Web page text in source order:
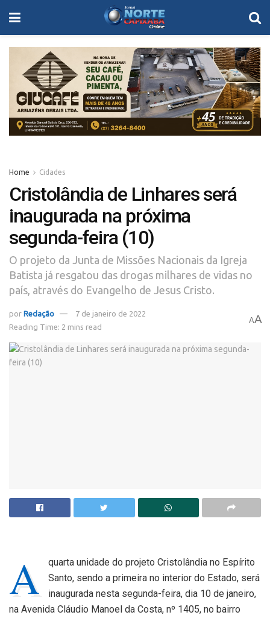
Home Cidades
Cristolândia de Linhares será
inaugurada na próxima
segunda-feira (10)
O projeto da Junta de Missões Nacionais da Igreja
Batista já resgatou das drogas milhares de vidas no
país, através do Evangelho de Jesus Cristo.
por Redação
7 de janeiro de 2022
Reading Time: 2 mins read
AA
A
quarta unidade do projeto Cristolândia no Espírito
Santo, sendo a primeira no interior do Estado, será
inaugurada nesta segunda-feira, dia 10 de janeiro,
na Avenida Cláudio Manoel da Costa, nº 1405, no bairro